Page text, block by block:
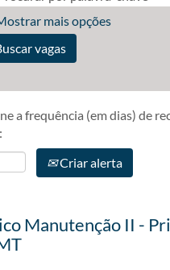
mais opções
a frequência (em dias) de
Criar alerta
Manutenção II -